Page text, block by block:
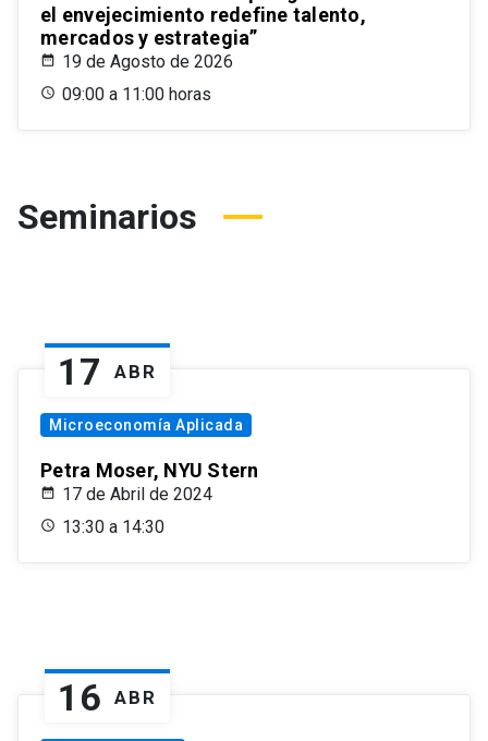
el envejecimiento redefine talento,
mercados y estrategia”
19 de Agosto de 2026
09:00 a 11:00 horas
Seminarios
17 ABR
Microeconomía Aplicada
Petra Moser, NYU Stern
17 de Abril de 2024
13:30 a 14:30
16 ABR